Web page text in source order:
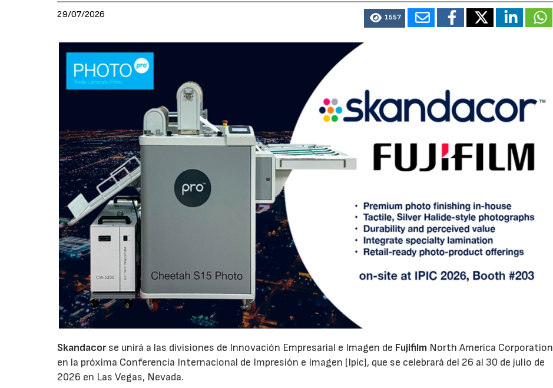
29/07/2026 1557
Skandacorse unirá a las divisiones de Innovación Empresarial e Imagen de Fujifilm North America Corporation
en la próxima Conferencia Internacional de Impresión e Imagen (Ipic), que se celebrará del 26 al 30 de julio de
2026 en Las Vegas, Nevada.